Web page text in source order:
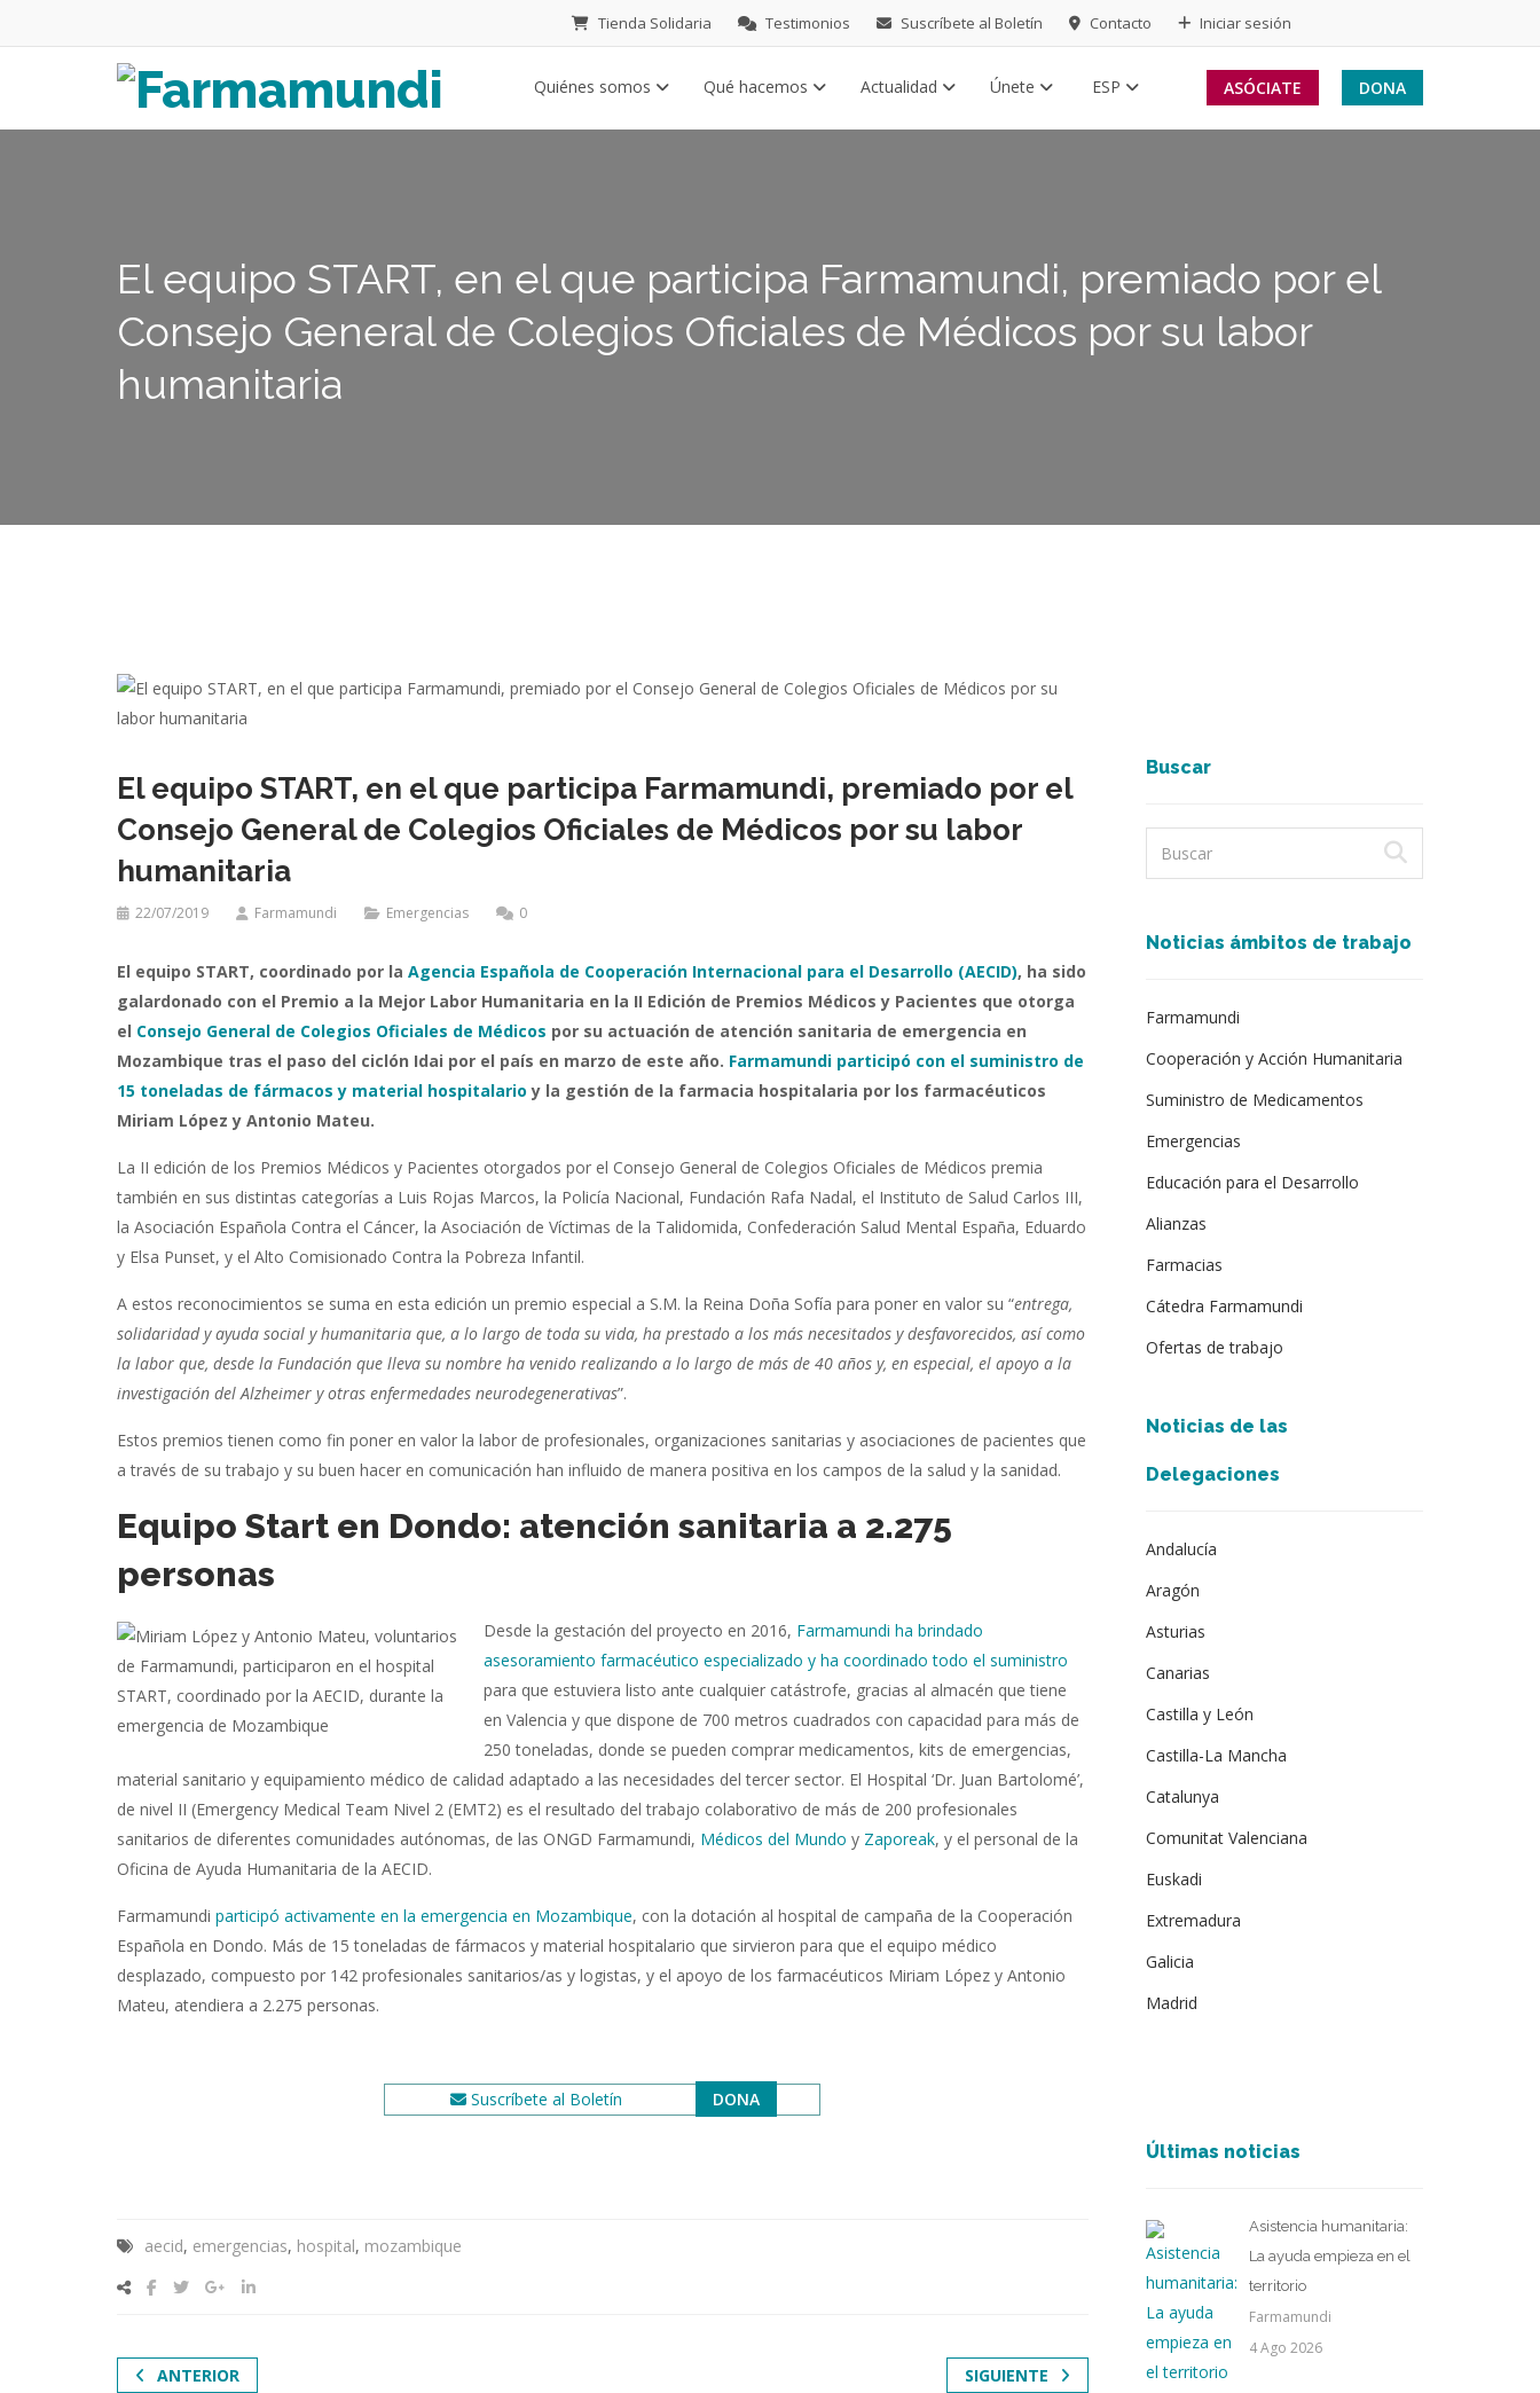
Tienda Solidaria Testimonios Suscríbete al Boletín Contacto Iniciar sesión
DONA
ASÓCIATE
Quiénes somos Qué hacemos Actualidad Únete ESP
El equipo START, en el que participa Farmamundi, premiado por el
Consejo General de Colegios Oficiales de Médicos por su labor
humanitaria
El equipo START, en el que participa Farmamundi, premiado por el
Consejo General de Colegios Oficiales de Médicos por su labor
humanitaria
22/07/2019 Farmamundi Emergencias 0
El equipo START, coordinado por la Agencia Española de Cooperación Internacional para el Desarrollo (AECID), ha sido
galardonado con el Premio a la Mejor Labor Humanitaria en la II Edición de Premios Médicos y Pacientes que otorga
el Consejo General de Colegios Oficiales de Médicos por su actuación de atención sanitaria de emergencia en
Mozambique tras el paso del ciclón Idai por el país en marzo de este año. Farmamundi participó con el suministro de
15 toneladas de fármacos y material hospitalario y la gestión de la farmacia hospitalaria por los farmacéuticos
Miriam López y Antonio Mateu.
La II edición de los Premios Médicos y Pacientes otorgados por el Consejo General de Colegios Oficiales de Médicos premia
también en sus distintas categorías a Luis Rojas Marcos, la Policía Nacional, Fundación Rafa Nadal, el Instituto de Salud Carlos III,
la Asociación Española Contra el Cáncer, la Asociación de Víctimas de la Talidomida, Confederación Salud Mental España, Eduardo
y Elsa Punset, y el Alto Comisionado Contra la Pobreza Infantil.
A estos reconocimientos se suma en esta edición un premio especial a S.M. la Reina Doña Sofía para poner en valor su “entrega,
solidaridad y ayuda social y humanitaria que, a lo largo de toda su vida, ha prestado a los más necesitados y desfavorecidos, así como
la labor que, desde la Fundación que lleva su nombre ha venido realizando a lo largo de más de 40 años y, en especial, el apoyo a la
investigación del Alzheimer y otras enfermedades neurodegenerativas”.
Estos premios tienen como fin poner en valor la labor de profesionales, organizaciones sanitarias y asociaciones de pacientes que
a través de su trabajo y su buen hacer en comunicación han influido de manera positiva en los campos de la salud y la sanidad.
Equipo Start en Dondo: atención sanitaria a 2.275
personas
Desde la gestación del proyecto en 2016, Farmamundi ha brindado
asesoramiento farmacéutico especializado y ha coordinado todo el suministro
para que estuviera listo ante cualquier catástrofe, gracias al almacén que tiene
en Valencia y que dispone de 700 metros cuadrados con capacidad para más de
250 toneladas, donde se pueden comprar medicamentos, kits de emergencias,
material sanitario y equipamiento médico de calidad adaptado a las necesidades del tercer sector. El Hospital ‘Dr. Juan Bartolomé’,
de nivel II (Emergency Medical Team Nivel 2 (EMT2) es el resultado del trabajo colaborativo de más de 200 profesionales
sanitarios de diferentes comunidades autónomas, de las ONGD Farmamundi, Médicos del Mundo y Zaporeak, y el personal de la
Oficina de Ayuda Humanitaria de la AECID.
Farmamundi participó activamente en la emergencia en Mozambique, con la dotación al hospital de campaña de la Cooperación
Española en Dondo. Más de 15 toneladas de fármacos y material hospitalario que sirvieron para que el equipo médico
desplazado, compuesto por 142 profesionales sanitarios/as y logistas, y el apoyo de los farmacéuticos Miriam López y Antonio
Mateu, atendiera a 2.275 personas.
Suscríbete al Boletín DONA
aecid, emergencias, hospital, mozambique
ANTERIOR SIGUIENTE
Buscar
Noticias ámbitos de trabajo
Farmamundi
Cooperación y Acción Humanitaria
Suministro de Medicamentos
Emergencias
Educación para el Desarrollo
Alianzas
Farmacias
Cátedra Farmamundi
Ofertas de trabajo
Noticias de las
Delegaciones
Andalucía
Aragón
Asturias
Canarias
Castilla y León
Castilla-La Mancha
Catalunya
Comunitat Valenciana
Euskadi
Extremadura
Galicia
Madrid
Últimas noticias
Asistencia humanitaria:
La ayuda empieza en el
territorio
Farmamundi
4 Ago 2026